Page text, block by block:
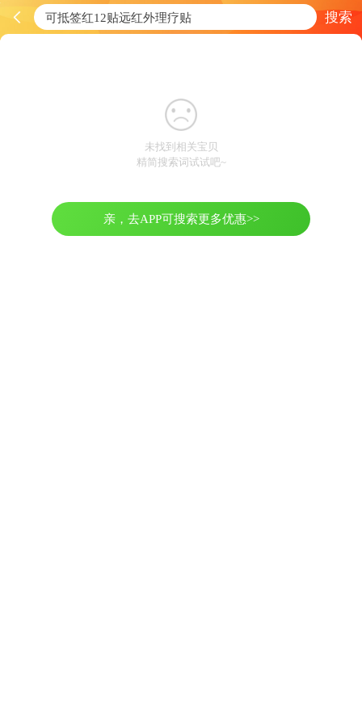
搜索
未找到相关宝贝
精简搜索词试试吧~
亲，去APP可搜索更多优惠>>